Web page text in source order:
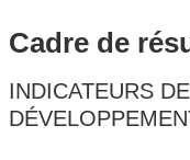
Cadre de
INDICATEURS